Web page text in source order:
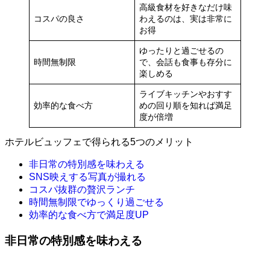
コスパの良さ
高級食材を好きなだけ味
わえるのは、実は非常に
お得
時間無制限
ゆったりと過ごせるの
で、会話も食事も存分に
楽しめる
効率的な食べ方
ライブキッチンやおすす
めの回り順を知れば満足
度が倍増
ホテルビュッフェで得られる5つのメリット
非日常の特別感を味わえる
SNS映えする写真が撮れる
コスパ抜群の贅沢ランチ
時間無制限でゆっくり過ごせる
効率的な食べ方で満足度UP
非日常の特別感を味わえる